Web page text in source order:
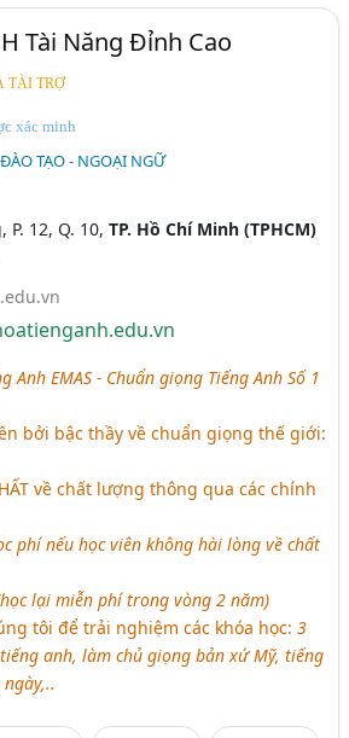
Tài Năng Đỉnh Cao
TÀI TRỢ
xác minh
ĐÀO TẠO - NGOẠI NGỮ
P. 12, Q. 10,TP. Hồ Chí Minh (TPHCM)
Anh EMAS - Chuẩn giọng Tiếng Anh Số 1
bởi bậc thầy về chuẩn giọng thế giới:
về chất lượng thông qua các chính
phí nếu học viên không hài lòng về chất
lại miễn phí trong vòng 2 năm)
tôi để trải nghiệm các khóa học:3
anh, làm chủ giọng bản xứ Mỹ, tiếng